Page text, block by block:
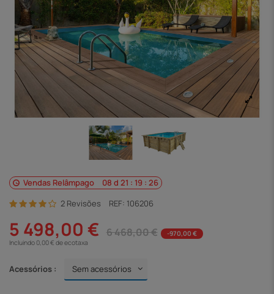
Vendas Relâmpago 08 d 21 : 19 : 26
2 Revisões
REF: 106206
5 498,00 € 6 468,00 €
-970,00 €
Incluindo 0,00 € de ecotaxa
Acessórios :